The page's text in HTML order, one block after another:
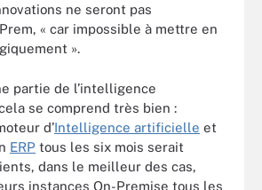
ne seront pas
« car impossible à mettre en
».
partie de l’intelligence
se comprend très bien :
d’Intelligence artificielle et
ERP tous les six mois serait
dans le meilleur des cas,
instances On-Premise tous les